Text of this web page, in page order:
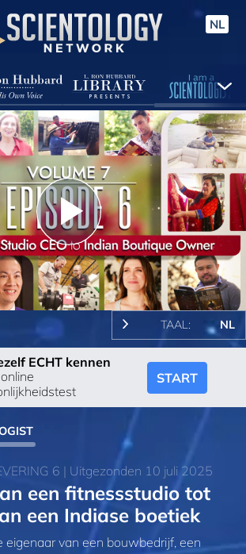
NL
Play
Video
TAAL: NL
ECHT kennen
START
6 | Uitgezonden 10 juli 2025
een fitnessstudio tot
een Indiase boetiek
eigenaar van een bouwbedrijf, een